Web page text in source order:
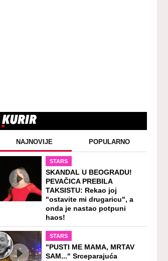
NAJNOVIJE POPULARNO
STARS
SKANDAL U BEOGRADU!
PEVAČICA PREBILA
TAKSISTU: Rekao joj
"ostavite mi drugaricu", a
onda je nastao potpuni
haos!
STARS
"PUSTI ME MAMA, MRTAV
SAM..." Srceparajuća